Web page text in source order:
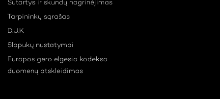
Sutartys ir skundų nagrinėjimas
Tarpininkų sąrašas
D.U.K
Slapukų nustatymai
Europos gero elgesio kodekso
duomenų atskleidimas